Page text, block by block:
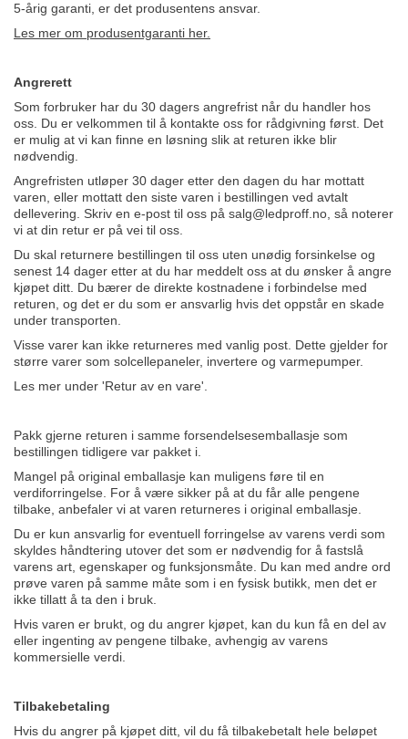
5-årig garanti, er det produsentens ansvar.
Les mer om produsentgaranti her.
Angrerett
Som forbruker har du 30 dagers angrefrist når du handler hos
oss. Du er velkommen til å kontakte oss for rådgivning først. Det
er mulig at vi kan finne en løsning slik at returen ikke blir
nødvendig.
Angrefristen utløper 30 dager etter den dagen du har mottatt
varen, eller mottatt den siste varen i bestillingen ved avtalt
dellevering. Skriv en e-post til oss på salg@ledproff.no , så noterer
vi at din retur er på vei til oss.
Du skal returnere bestillingen til oss uten unødig forsinkelse og
senest 14 dager etter at du har meddelt oss at du ønsker å angre
kjøpet ditt. Du bærer de direkte kostnadene i forbindelse med
returen, og det er du som er ansvarlig hvis det oppstår en skade
under transporten.
Visse varer kan ikke returneres med vanlig post. Dette gjelder for
større varer som solcellepaneler, invertere og varmepumper.
Les mer under 'Retur av en vare'.
Pakk gjerne returen i samme forsendelsesemballasje som
bestillingen tidligere var pakket i.
Mangel på original emballasje kan muligens føre til en
verdiforringelse. For å være sikker på at du får alle pengene
tilbake, anbefaler vi at varen returneres i original emballasje.
Du er kun ansvarlig for eventuell forringelse av varens verdi som
skyldes håndtering utover det som er nødvendig for å fastslå
varens art, egenskaper og funksjonsmåte. Du kan med andre ord
prøve varen på samme måte som i en fysisk butikk, men det er
ikke tillatt å ta den i bruk.
Hvis varen er brukt, og du angrer kjøpet, kan du kun få en del av
eller ingenting av pengene tilbake, avhengig av varens
kommersielle verdi.
Tilbakebetaling
Hvis du angrer på kjøpet ditt, vil du få tilbakebetalt hele beløpet